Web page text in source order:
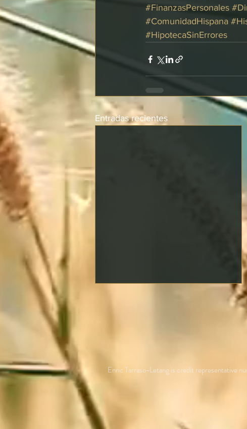
#FinanzasPersonales
#ComunidadHispana
#HipotecaSinErrores
Entradas recientes
Enric Tarraso-Letang is credit representative